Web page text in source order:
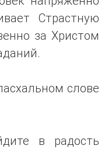
Страстную
за Христом
слове
в радость